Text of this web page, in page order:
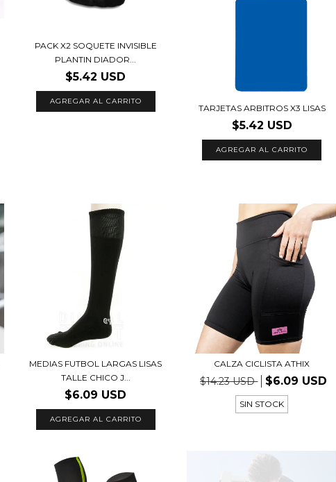
PACK X2 SOQUETE INVISIBLE
PLANTIN DIADOR...
$5.42 USD
TARJETAS ARBITROS X3 LISAS
$5.42 USD
MEDIAS FUTBOL LARGAS LISAS
TALLE CHICO J...
$6.09 USD
AGREGAR AL CARRITO
CALZA CICLISTA ATHIX
$14.23 USD $6.09 USD
SIN STOCK